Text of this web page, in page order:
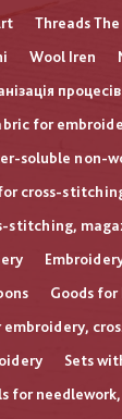
Threads
Wool Iren
процесів
for
soluble non-
cross-
stitching,
Goods
embroidery,
Sets
for